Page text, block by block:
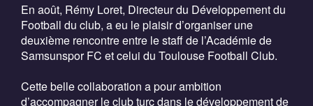
En août, Rémy Loret, Directeur du Développement du
Football du club, a eu le plaisir d’organiser une
deuxième rencontre entre le staff de l’Académie de
Samsunspor FC et celui du Toulouse Football Club.
Cette belle collaboration a pour ambition
d’accompagner le club turc dans le développement de